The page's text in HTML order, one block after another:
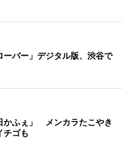
ーバー」デジタル版、渋谷で
かふぇ」 メンカラたこやき
チゴも